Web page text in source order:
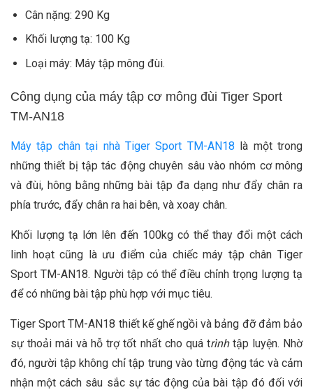
Cân nặng: 290 Kg
Khối lượng tạ: 100 Kg
Loại máy: Máy tập mông đùi.
Công dụng của máy tập cơ mông đùi Tiger Sport
TM-AN18
Máy tập chân tại nhà Tiger Sport TM-AN18 là một trong
những thiết bị tập tác động chuyên sâu vào nhóm cơ mông
và đùi, hông bằng những bài tập đa dạng như đẩy chân ra
phía trước, đẩy chân ra hai bên, và xoay chân.
Khối lượng tạ lớn lên đến 100kg có thể thay đổi một cách
linh hoạt cũng là ưu điểm của chiếc máy tập chân Tiger
Sport TM-AN18. Người tập có thể điều chỉnh trọng lượng tạ
để có những bài tập phù hợp với mục tiêu.
Tiger Sport TM-AN18 thiết kế ghế ngồi và bảng đỡ đảm bảo
sự thoải mái và hỗ trợ tốt nhất cho quá trình tập luyện. Nhờ
đó, người tập không chỉ tập trung vào từng động tác và cảm
nhận một cách sâu sắc sự tác động của bài tập đó đối với